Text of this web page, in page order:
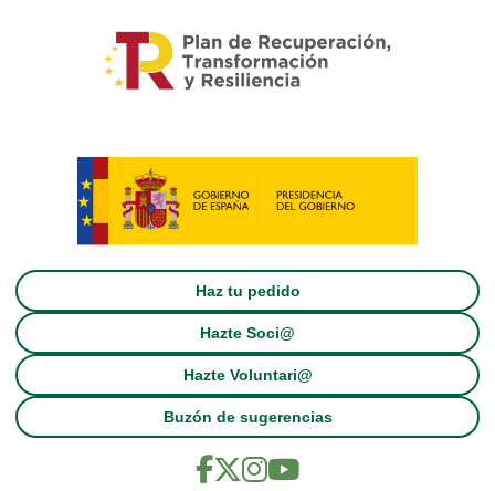
Haz tu pedido
Hazte Soci@
Hazte Voluntari@
Buzón de sugerencias